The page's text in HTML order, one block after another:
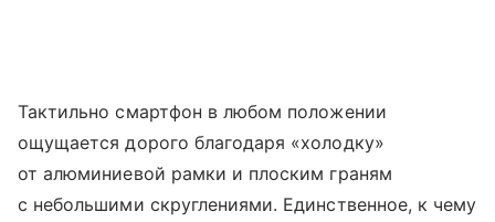
Тактильно смартфон в любом положении
ощущается дорого благодаря «холодку»
от алюминиевой рамки и плоским граням
с небольшими скруглениями. Единственное, к чему